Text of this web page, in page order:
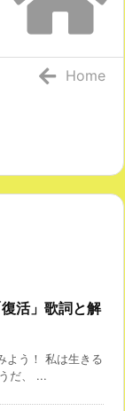
Home
活」歌詞と解
よう！ 私は生きる
だ、 ...